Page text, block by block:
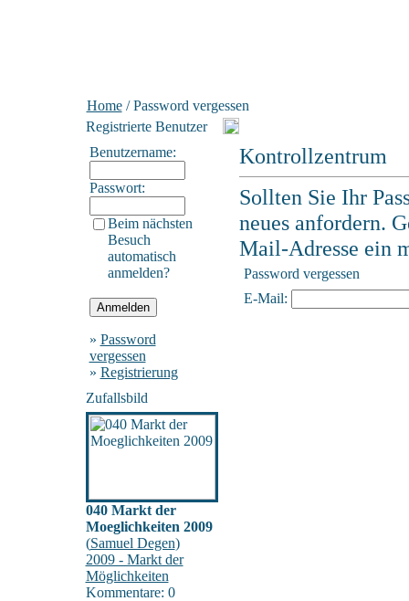
Home/ Password vergessen
Registrierte Benutzer
Benutzername:
Passwort:
Beim nächsten
Besuch
automatisch
anmelden?
» Password
vergessen
» Registrierung
Zufallsbild
040 Markt der
Moeglichkeiten 2009
(Samuel Degen)
2009 - Markt der
Möglichkeiten
Kommentare: 0
Kontrollzentrum
Sollten Sie Ihr
neues anfordern.
Mail-Adresse ein
Password vergessen
E-Mail: